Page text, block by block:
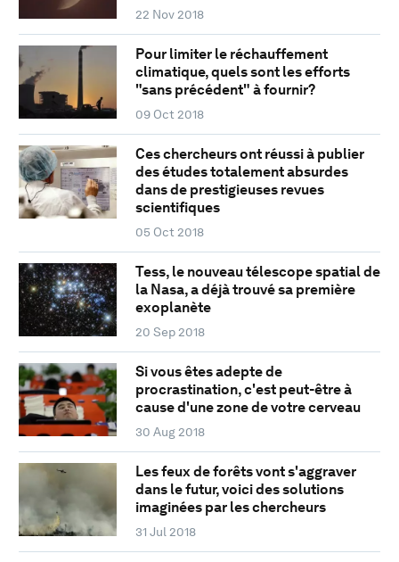
22 Nov 2018
Pour limiter le réchauffement
climatique, quels sont les efforts
"sans précédent" à fournir?
09 Oct 2018
Ces chercheurs ont réussi à publier
des études totalement absurdes
dans de prestigieuses revues
scientifiques
05 Oct 2018
Tess, le nouveau télescope spatial de
la Nasa, a déjà trouvé sa première
exoplanète
20 Sep 2018
Si vous êtes adepte de
procrastination, c'est peut-être à
cause d'une zone de votre cerveau
30 Aug 2018
Les feux de forêts vont s'aggraver
dans le futur, voici des solutions
imaginées par les chercheurs
31 Jul 2018